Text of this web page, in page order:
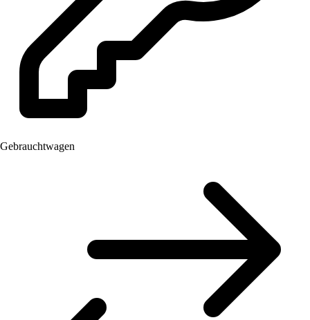
Gebrauchtwagen